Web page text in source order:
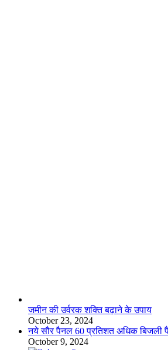
जमीन की उर्वरक शक्ति बढ़ाने के उपाय
October 23, 2024
नये सौर पैनल 60 प्रतिशत अधिक बिजली
October 9, 2024